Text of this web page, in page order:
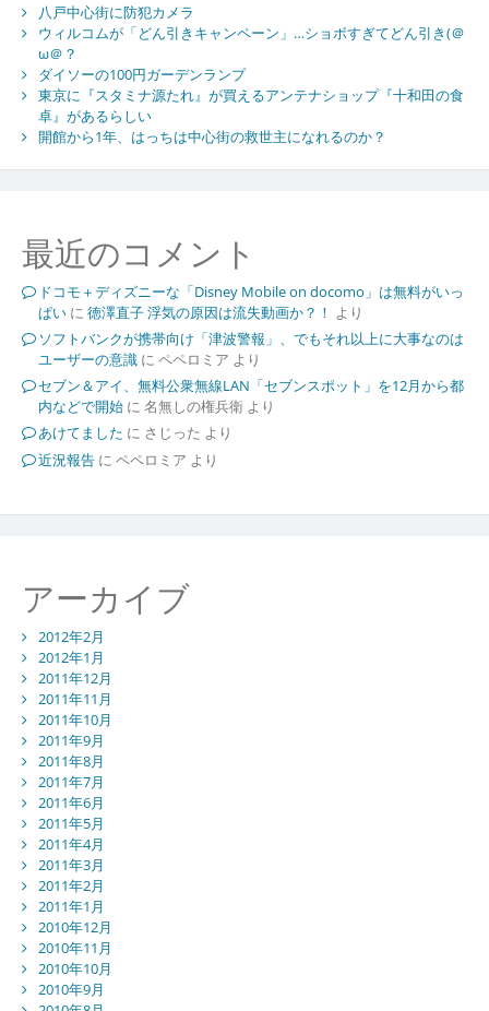
八戸中心街に防犯カメラ
ウィルコムが「どん引きキャンペーン」…ショボすぎてどん引き(＠
ω＠？
ダイソーの100円ガーデンランプ
東京に『スタミナ源たれ』が買えるアンテナショップ『十和田の食
卓』があるらしい
開館から1年、はっちは中心街の救世主になれるのか？
最近のコメント
ドコモ＋ディズニーな「Disney Mobile on docomo」は無料がいっ
ぱいに 徳澤直子 浮気の原因は流失動画か？！ より
ソフトバンクが携帯向け「津波警報」、でもそれ以上に大事なのは
ユーザーの意識に ペペロミア より
セブン＆アイ、無料公衆無線LAN「セブンスポット」を12月から都
内などで開始に 名無しの権兵衛より
あけてました に さじった より
近況報告に ペペロミア より
アーカイブ
2012年2月
2012年1月
2011年12月
2011年11月
2011年10月
2011年9月
2011年8月
2011年7月
2011年6月
2011年5月
2011年4月
2011年3月
2011年2月
2011年1月
2010年12月
2010年11月
2010年10月
2010年9月